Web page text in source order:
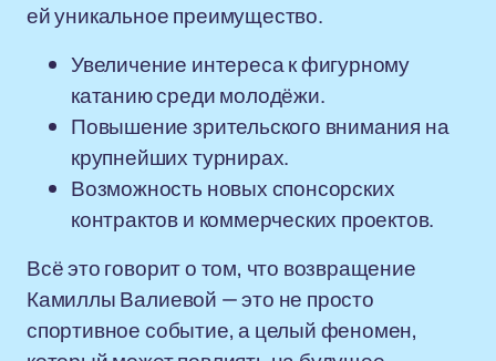
ей уникальное преимущество.
Увеличение интереса к фигурному
катанию среди молодёжи.
Повышение зрительского внимания на
крупнейших турнирах.
Возможность новых спонсорских
контрактов и коммерческих проектов.
Всё это говорит о том, что возвращение
Камиллы Валиевой — это не просто
спортивное событие, а целый феномен,